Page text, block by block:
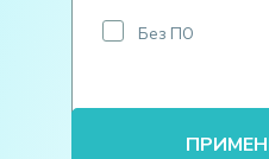
Без ПО